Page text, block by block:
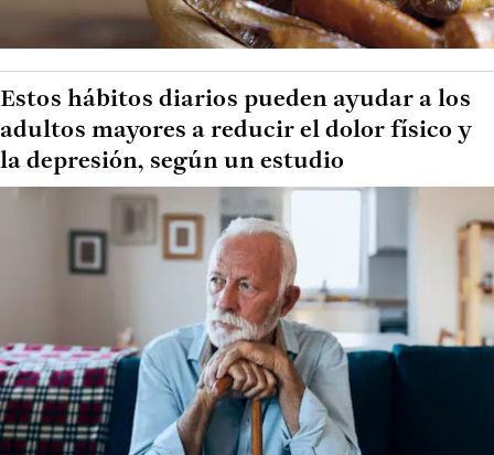
Estos hábitos diarios pueden ayudar a los
adultos mayores a reducir el dolor físico y
la depresión, según un estudio